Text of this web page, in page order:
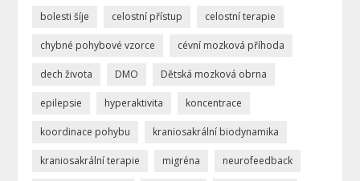
bolesti šíje celostní přístup celostní terapie
chybné pohybové vzorce cévní mozková příhoda
dech života DMO Dětská mozková obrna
epilepsie hyperaktivita koncentrace
koordinace pohybu kraniosakrální biodynamika
kraniosakrální terapie migréna neurofeedback